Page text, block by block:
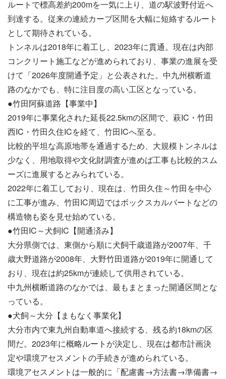
ルートで標高差約200mを一気に上り、道の駅波野付近へ
到達する。従来の連続カーブ区間を大幅に短絡するルート
として期待されている。
トンネルは2018年に着工し、2023年に貫通。現在は内部
コンクリート施工などが進められており、事業の進展を受
けて「2026年度開通予定」と公表された。中九州横断道
路のなかでも、特に注目度の高い工区となっている。
●竹田阿蘇道路【事業中】
2019年に事業化された延長22.5kmの区間で、萩IC・竹田
西IC・竹田久住ICを経て、竹田ICへ至る。
比較的平坦な高原地帯を通過するため、大規模トンネルは
少なく、用地取得や文化財調査が進めば工事も比較的スム
ーズに進展するとみられている。
2022年に着工しており、現在は、竹田久住～竹田を中心
に工事が進み、竹田IC周辺ではボックスカルバートなどの
構造物も姿を見せ始めている。
●竹田IC～犬飼IC【開通済み】
大分県側では、東側から順に犬飼千歳道路が2007年、千
歳大野道路が2008年、大野竹田道路が2019年に開通して
おり、現在は約25kmが連続して供用されている。
中九州横断道路のなかでは、最もまとまった開通区間とな
っている。
●犬飼～大分【まもなく事業化】
大分市内で東九州自動車道へ接続する、残る約18kmの区
間だ。2023年に概略ルートが決定し、現在は都市計画決
定や環境アセスメントの手続きが進められている。
環境アセスメントは一般的に「配慮書→方法書→準備書→